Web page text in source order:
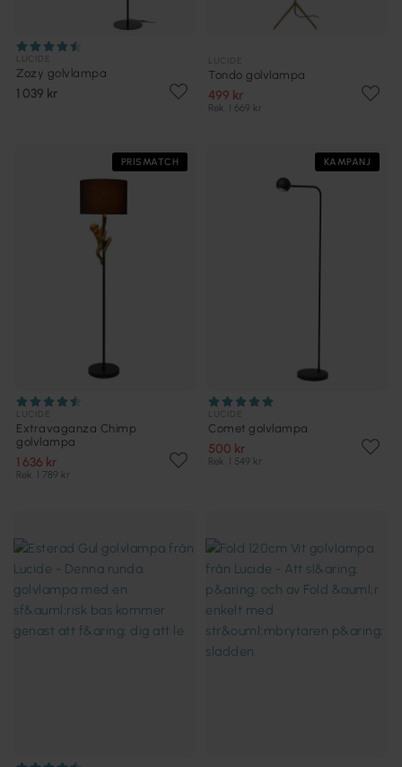
Zozy golvlampa
1 039 kr
Tondo golvlampa
499 kr
Rek. 1 669 kr
PRISMATCH
Extravaganza Chimp
golvlampa
1 636 kr
Rek. 1 789 kr
KAMPANJ
Comet golvlampa
500 kr
Rek. 1 549 kr